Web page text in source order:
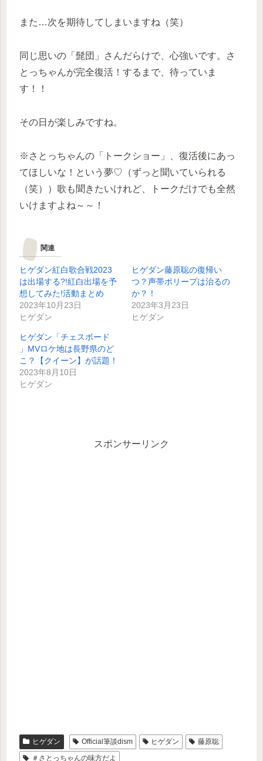
また…次を期待してしまいますね（笑）
同じ思いの「髭団」さんだらけで、心強いです。さ
とっちゃんが完全復活！するまで、待っていま
す！！
その日が楽しみですね。
※さとっちゃんの「トークショー」、復活後にあっ
てほしいな！という夢♡（ずっと聞いていられる
（笑））歌も聞きたいけれど、トークだけでも全然
いけますよね～～！
関連
ヒゲダン紅白歌合戦2023
は出場する?!紅白出場を予
想してみた!活動まとめ
2023年10月23日
ヒゲダン
ヒゲダン藤原聡の復帰い
つ？声帯ポリープは治るの
か？！
2023年3月23日
ヒゲダン
ヒゲダン「チェスボード
」MVロケ地は長野県のど
こ？【クイーン】が話題！
2023年8月10日
ヒゲダン
スポンサーリンク
ヒゲダン Official筆談dism ヒゲダン
藤原聡
＃さとっちゃんの味方だよ